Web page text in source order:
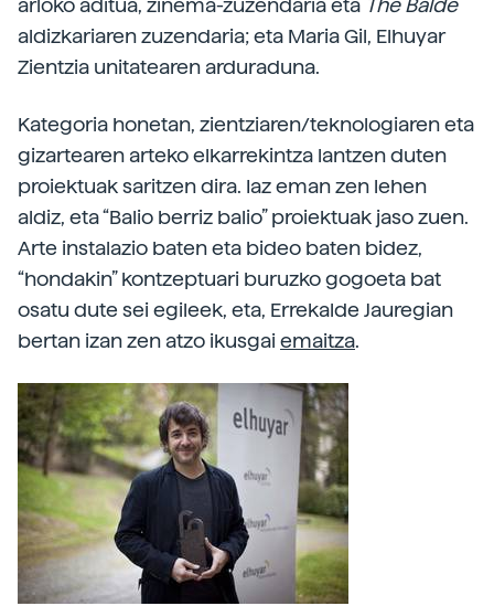
arloko aditua, zinema-zuzendaria eta The Balde
aldizkariaren zuzendaria; eta Maria Gil, Elhuyar
Zientzia unitatearen arduraduna.
Kategoria honetan, zientziaren/teknologiaren eta
gizartearen arteko elkarrekintza lantzen duten
proiektuak saritzen dira. Iaz eman zen lehen
aldiz, eta “Balio berriz balio” proiektuak jaso zuen.
Arte instalazio baten eta bideo baten bidez,
“hondakin” kontzeptuari buruzko gogoeta bat
osatu dute sei egileek, eta, Errekalde Jauregian
bertan izan zen atzo ikusgaiemaitza.